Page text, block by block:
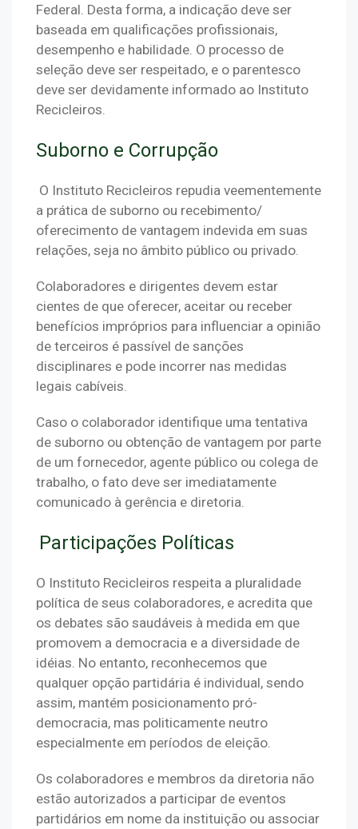
Federal. Desta forma, a indicação deve ser
baseada em qualificações profissionais,
desempenho e habilidade. O processo de
seleção deve ser respeitado, e o parentesco
deve ser devidamente informado ao Instituto
Recicleiros.
Suborno e Corrupção
O Instituto Recicleiros repudia veementemente
a prática de suborno ou recebimento/
oferecimento de vantagem indevida em suas
relações, seja no âmbito público ou privado.
Colaboradores e dirigentes devem estar
cientes de que oferecer, aceitar ou receber
benefícios impróprios para influenciar a opinião
de terceiros é passível de sanções
disciplinares e pode incorrer nas medidas
legais cabíveis.
Caso o colaborador identifique uma tentativa
de suborno ou obtenção de vantagem por parte
de um fornecedor, agente público ou colega de
trabalho, o fato deve ser imediatamente
comunicado à gerência e diretoria.
Participações Políticas
O Instituto Recicleiros respeita a pluralidade
política de seus colaboradores, e acredita que
os debates são saudáveis à medida em que
promovem a democracia e a diversidade de
idéias. No entanto, reconhecemos que
qualquer opção partidária é individual, sendo
assim, mantém posicionamento pró-
democracia, mas politicamente neutro
especialmente em períodos de eleição.
Os colaboradores e membros da diretoria não
estão autorizados a participar de eventos
partidários em nome da instituição ou associar